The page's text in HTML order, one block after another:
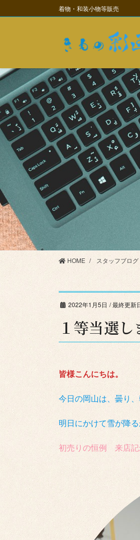
ン
に
移
ビ
ョ
ン
移
動
着物・和装小物等販売
HOME スタッフブログ
2022年1月5日 / 最終更新
１等当選
皆様こんにちは。
今日の岡山は、曇り
明日にかけて雪が降
初売りの恒例 来店